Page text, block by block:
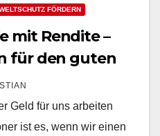
FÖRDERN
mit Rendite –
für den guten
Geld für uns arbeiten
ist es, wenn wir einen